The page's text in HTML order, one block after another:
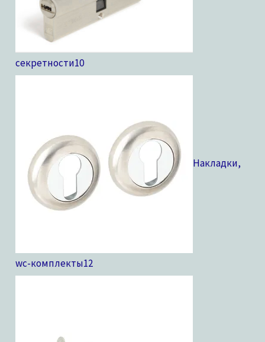
секретности10
Накладки,
wc-комплекты12